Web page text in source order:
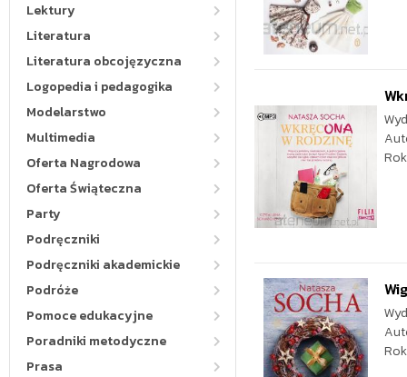
Lektury
Literatura
Literatura obcojęzyczna
Logopedia i pedagogika
Modelarstwo
Multimedia
Oferta Nagrodowa
Oferta Świąteczna
Party
Podręczniki
Podręczniki akademickie
Podróże
Pomoce edukacyjne
Poradniki metodyczne
Prasa